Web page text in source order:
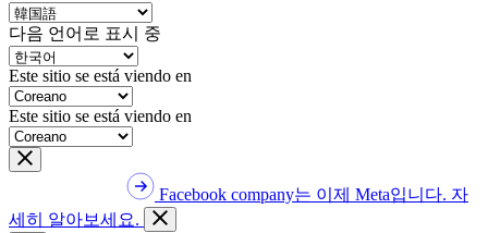
다음 언어로 표시 중
Este sitio se está viendo en
Este sitio se está viendo en
Facebook company는 이제 Meta입니다. 자
세히 알아보세요.